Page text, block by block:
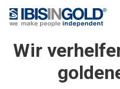
Wir